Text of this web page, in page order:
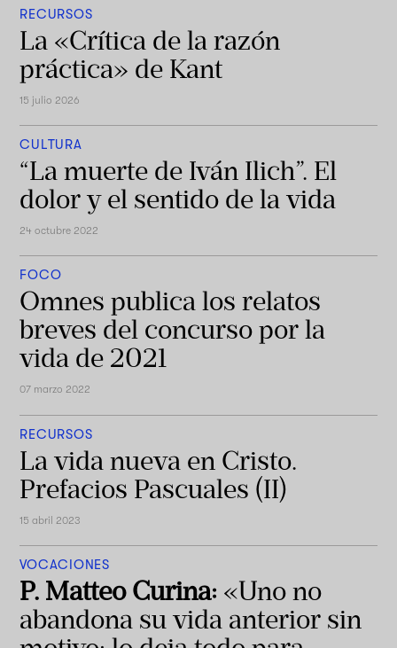
RECURSOS
La «Crítica de la razón
práctica» de Kant
15 julio 2026
CULTURA
“La muerte de Iván Ilich”. El
dolor y el sentido de la vida
24 octubre 2022
FOCO
Omnes publica los relatos
breves del concurso por la
vida de 2021
07 marzo 2022
RECURSOS
La vida nueva en Cristo.
Prefacios Pascuales (II)
15 abril 2023
VOCACIONES
P. Matteo Curina: «Uno no
abandona su vida anterior sin